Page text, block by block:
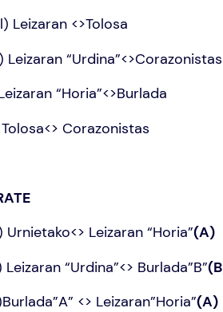
Leizaran <>Tolosa
Leizaran “Urdina”<>Corazonistas
“Horia”<>Burlada
Corazonistas
Leizaran “Horia”(A)
“Urdina”<> Burlada”B”(B
<> Leizaran”Horia”(A)